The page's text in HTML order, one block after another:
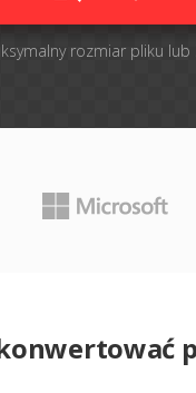
rozmiar pliku lub